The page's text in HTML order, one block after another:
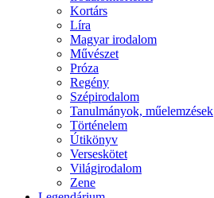
Kortárs
Líra
Magyar irodalom
Művészet
Próza
Regény
Szépirodalom
Tanulmányok, műelemzések
Történelem
Útikönyv
Verseskötet
Világirodalom
Zene